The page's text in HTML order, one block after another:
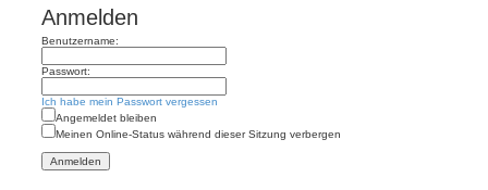
Anmelden
Benutzername:
Passwort:
Ich habe mein Passwort vergessen
Angemeldet bleiben
Meinen Online-Status während dieser Sitzung verbergen